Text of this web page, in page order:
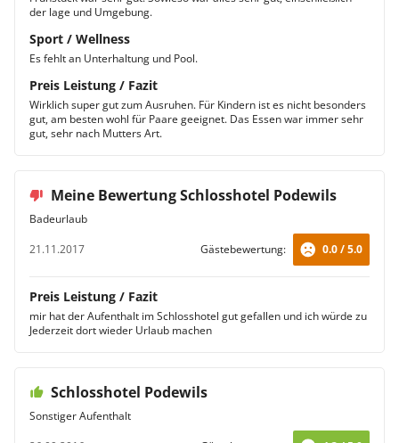
der lage und Umgebung.
Sport / Wellness
Es fehlt an Unterhaltung und Pool.
Preis Leistung / Fazit
Wirklich super gut zum Ausruhen. Für Kindern ist es nicht besonders
gut, am besten wohl für Paare geeignet. Das Essen war immer sehr
gut, sehr nach Mutters Art.
Meine Bewertung Schlosshotel Podewils
Badeurlaub
21.11.2017
Gästebewertung: 0.0 / 5.0
Preis Leistung / Fazit
mir hat der Aufenthalt im Schlosshotel gut gefallen und ich würde zu
Jederzeit dort wieder Urlaub machen
Schlosshotel Podewils
Sonstiger Aufenthalt